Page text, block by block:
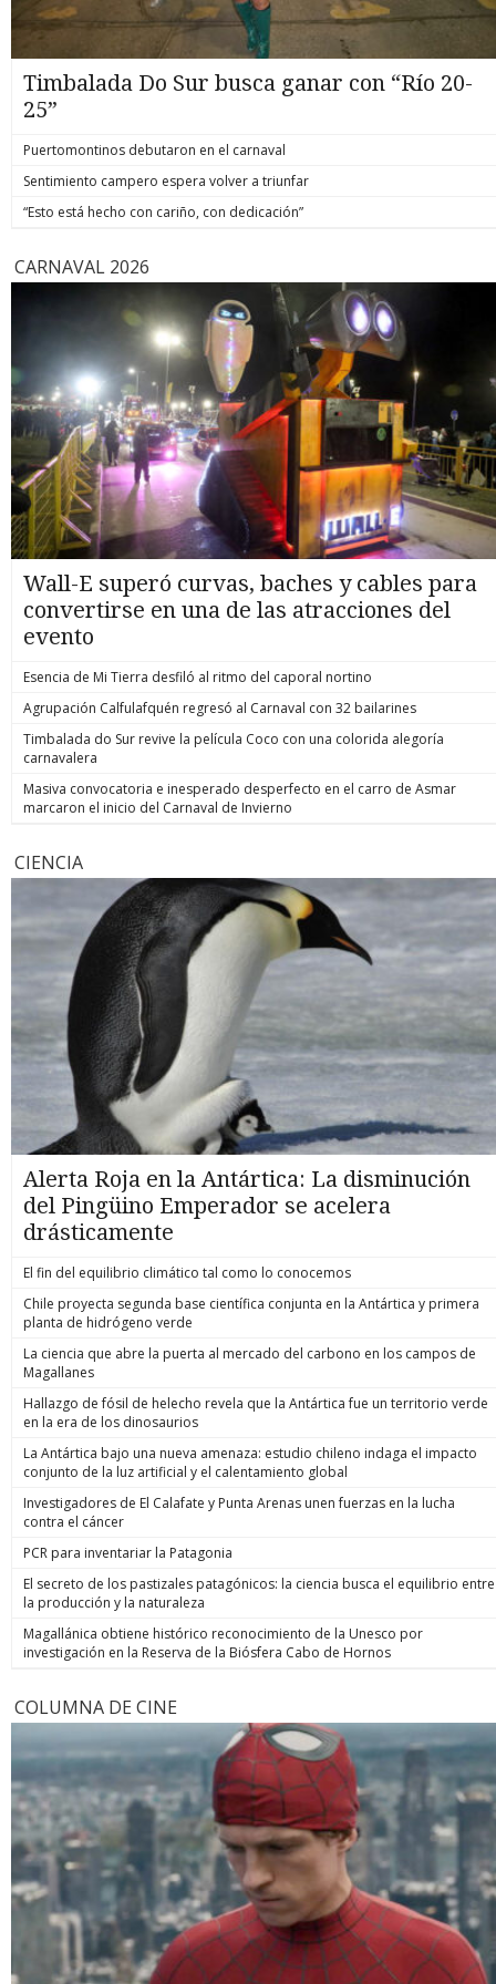
Timbalada Do Sur busca ganar con “Río 20-
25”
Puertomontinos debutaron en el carnaval
Sentimiento campero espera volver a triunfar
“Esto está hecho con cariño, con dedicación”
CARNAVAL 2026
Wall-E superó curvas, baches y cables para
convertirse en una de las atracciones del
evento
Esencia de Mi Tierra desfiló al ritmo del caporal nortino
Agrupación Calfulafquén regresó al Carnaval con 32 bailarines
Timbalada do Sur revive la película Coco con una colorida alegoría
carnavalera
Masiva convocatoria e inesperado desperfecto en el carro de Asmar
marcaron el inicio del Carnaval de Invierno
CIENCIA
Alerta Roja en la Antártica: La disminución
del Pingüino Emperador se acelera
drásticamente
El fin del equilibrio climático tal como lo conocemos
Chile proyecta segunda base científica conjunta en la Antártica y primera
planta de hidrógeno verde
La ciencia que abre la puerta al mercado del carbono en los campos de
Magallanes
Hallazgo de fósil de helecho revela que la Antártica fue un territorio verde
en la era de los dinosaurios
La Antártica bajo una nueva amenaza: estudio chileno indaga el impacto
conjunto de la luz artificial y el calentamiento global
Investigadores de El Calafate y Punta Arenas unen fuerzas en la lucha
contra el cáncer
PCR para inventariar la Patagonia
El secreto de los pastizales patagónicos: la ciencia busca el equilibrio entre
la producción y la naturaleza
Magallánica obtiene histórico reconocimiento de la Unesco por
investigación en la Reserva de la Biósfera Cabo de Hornos
COLUMNA DE CINE